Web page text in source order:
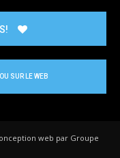
SUR LE WEB
web par Groupe